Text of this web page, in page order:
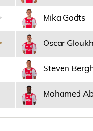
Mika Godts
Oscar Gloukh
Steven
Mohamed